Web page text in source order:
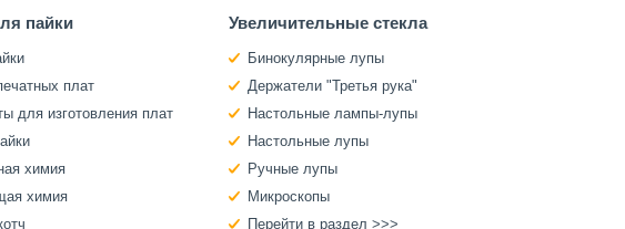
пайки
плат
для изготовления плат
химия
химия
Увеличительные стекла
Бинокулярные лупы
Держатели "Третья рука"
Настольные лампы-лупы
Настольные лупы
Ручные лупы
Микроскопы
Перейти в раздел >>>